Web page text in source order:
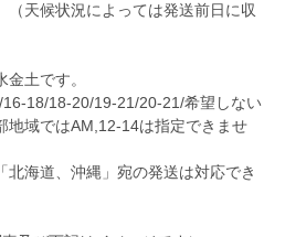
（天候状況によっては発送前日に収
土です。
18/18-20/19-21/20-21/希望しない
域ではAM,12-14は指定できませ
海道、沖縄」宛の発送は対応でき